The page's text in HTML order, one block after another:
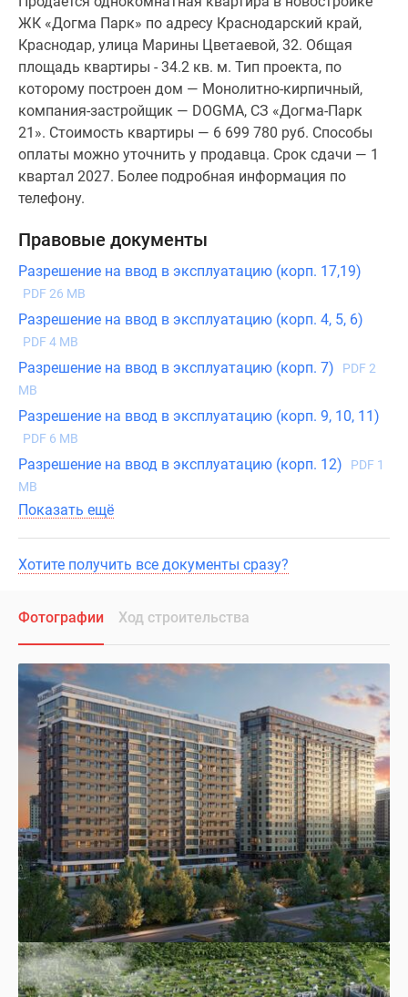
ЖК «Догма Парк» по адресу Краснодарский край,
Краснодар, улица Марины Цветаевой, 32. Общая
площадь квартиры - 34.2 кв. м. Тип проекта, по
которому построен дом — Монолитно-кирпичный,
компания-застройщик — DOGMA, СЗ «Догма-Парк
21». Стоимость квартиры — 6 699 780 руб. Способы
оплаты можно уточнить у продавца. Срок сдачи — 1
квартал 2027. Более подробная информация по
телефону.
Правовые документы
Разрешение на ввод в эксплуатацию (корп. 17,19)
PDF 26 MB
Разрешение на ввод в эксплуатацию (корп. 4, 5, 6)
PDF 4 MB
Разрешение на ввод в эксплуатацию (корп. 7)
PDF 2
MB
Разрешение на ввод в эксплуатацию (корп. 9, 10, 11)
PDF 6 MB
Разрешение на ввод в эксплуатацию (корп. 12)
PDF 1
MB
Показать ещё
Хотите получить все документы сразу?
Фотографии Ход строительства